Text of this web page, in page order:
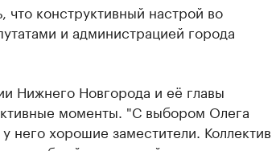
что конструктивный настрой во
и администрацией города
Нижнего Новгорода и её главы
моменты. "С выбором Олега
него хорошие заместители. Коллектив